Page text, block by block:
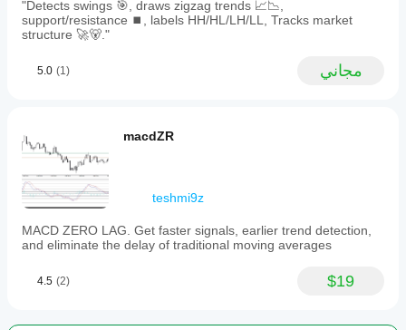
"Detects swings 🎯, draws zigzag trends 📈📉,
support/resistance ⏹️, labels HH/HL/LH/LL, Tracks market
structure 🚀🐻."
5.0 (1) مجاني
macdZR
teshmi9z
MACD ZERO LAG. Get faster signals, earlier trend detection,
and eliminate the delay of traditional moving averages
4.5 (2) $19